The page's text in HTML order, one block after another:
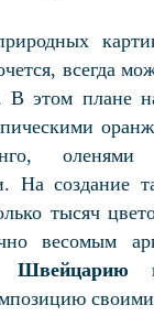
всегда
В этом плане
На создание
тысяч
весомым
своими